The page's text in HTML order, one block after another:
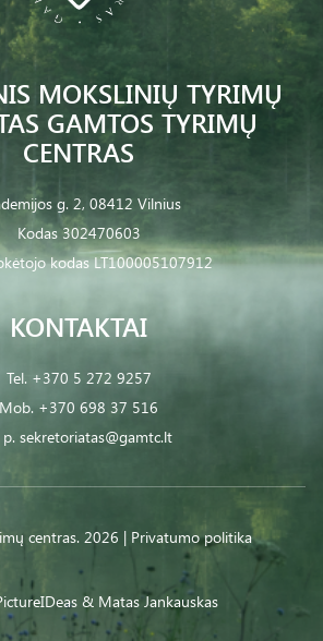
MOKSLINIŲ TYRIMŲ
GAMTOS TYRIMŲ
CENTRAS
g. 2, 08412 Vilnius
Kodas 302470603
kodas LT100005107912
KONTAKTAI
Tel. +370 5 272 9257
Mob. +370 698 37 516
p. sekretoriatas@gamtc.lt
centras. 2026 | Privatumo politika
& Matas Jankauskas